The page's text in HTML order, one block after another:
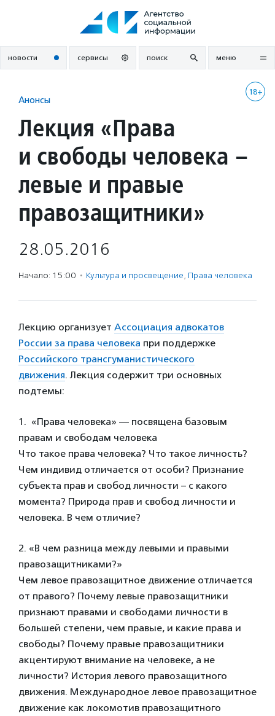
новости сервисы поиск меню
18+
Анонсы
Лекция «Права
и свободы человека –
левые и правые
правозащитники»
28.05.2016
Начало: 15:00 · Культура и просвещение, Права человека
Лекцию организует Ассоциация адвокатов
России за права человека при поддержке
Российского трансгуманистического
движения. Лекция содержит три основных
подтемы:
1. «Права человека» — посвящена базовым
правам и свободам человека
Что такое права человека? Что такое личность?
Чем индивид отличается от особи? Признание
субъекта прав и свобод личности – с какого
момента? Природа прав и свобод личности и
человека. В чем отличие?
2. «В чем разница между левыми и правыми
правозащитниками?»
Чем левое правозащитное движение отличается
от правого? Почему левые правозащитники
признают правами и свободами личности в
большей степени, чем правые, и какие права и
свободы? Почему правые правозащитники
акцентируют внимание на человеке, а не
личности? История левого правозащитного
движения. Международное левое правозащитное
движение как локомотив правозащитного